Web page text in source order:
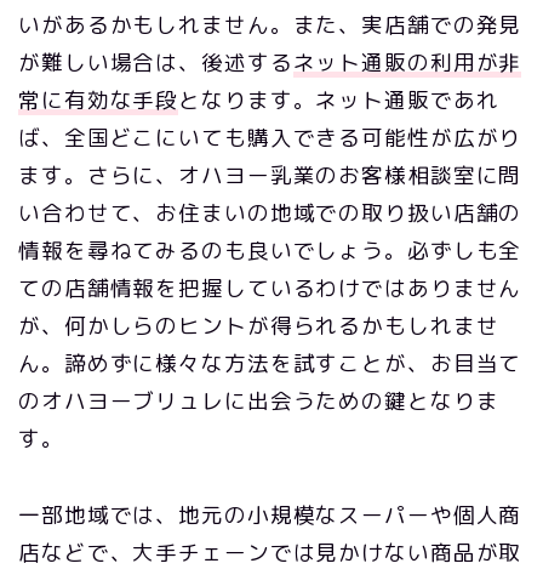
いがあるかもしれません。また、実店舗での発見
が難しい場合は、後述するネット通販の利用が非
常に有効な手段となります。ネット通販であれ
ば、全国どこにいても購入できる可能性が広がり
ます。さらに、オハヨー乳業のお客様相談室に問
い合わせて、お住まいの地域での取り扱い店舗の
情報を尋ねてみるのも良いでしょう。必ずしも全
ての店舗情報を把握しているわけではありません
が、何かしらのヒントが得られるかもしれませ
ん。諦めずに様々な方法を試すことが、お目当て
のオハヨーブリュレに出会うための鍵となりま
す。
一部地域では、地元の小規模なスーパーや個人商
店などで、大手チェーンでは見かけない商品が取